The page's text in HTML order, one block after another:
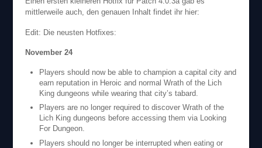
mittlerweile auch, den genauen Inhalt findet ihr hier:
Edit: Die neusten Hotfixes:
November 24
Players should now be able to champion a capital city and
earn reputation in Heroic and normal Wrath of the Lich
King dungeons while wearing that city’s tabard.
Players are no longer required to discover Wrath of the
Lich King dungeons before accessing them via Looking
For Dungeon.
Players should no longer be interrupted when eating or